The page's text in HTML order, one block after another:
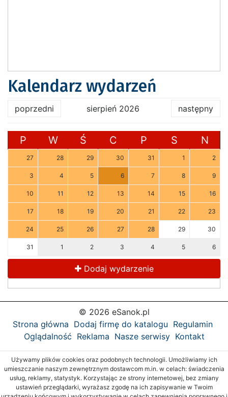
Kalendarz wydarzeń
poprzedni sierpień 2026 następny
P W Ś C P S N
27 28 29 30 31 1 2
3 4 5 6 7 8 9
10 11 12 13 14 15 16
17 18 19 20 21 22 23
24 25 26 27 28 29 30
31 1 2 3 4 5 6
Dodaj wydarzenie
© 2026 eSanok.pl
Strona główna Dodaj firmę do katalogu Regulamin
Oglądalność Reklama Nasze serwisy Kontakt
Używamy plików cookies oraz podobnych technologii. Umożliwiamy ich
umieszczanie naszym zewnętrznym dostawcom m.in. w celach: świadczenia
usług, reklamy, statystyk. Korzystając ze strony internetowej, bez zmiany
ustawień przeglądarki, wyrażasz zgodę na ich zapisywanie w Twoim